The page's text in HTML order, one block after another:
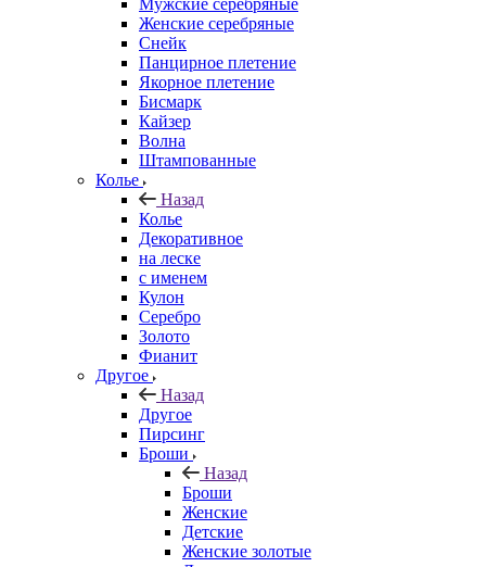
Мужские серебряные
Женские серебряные
Снейк
Панцирное плетение
Якорное плетение
Бисмарк
Кайзер
Волна
Штампованные
Колье
Назад
Колье
Декоративное
на леске
с именем
Кулон
Серебро
Золото
Фианит
Другое
Назад
Другое
Пирсинг
Броши
Назад
Броши
Женские
Детские
Женские золотые